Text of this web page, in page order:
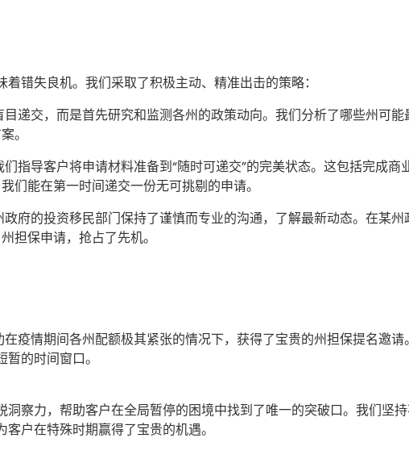
错失良机。我们采取了积极主动、精准出击的策略：
递交，而是首先研究和监测各州的政策动向。我们分析了哪些州可
。
指导客户将申请材料准备到“随时可递交”的完美状态。这包括完成
们能在第一时间递交一份无可挑剔的申请。
政府的投资移民部门保持了谨慎而专业的沟通，了解最新动态。在某
担保申请，抢占了先机。
疫情期间各州配额极其紧张的情况下，获得了宝贵的州担保提名邀
的时间窗口。
察力，帮助客户在全局暂停的困境中找到了唯一的突破口。我们坚
户在特殊时期赢得了宝贵的机遇。